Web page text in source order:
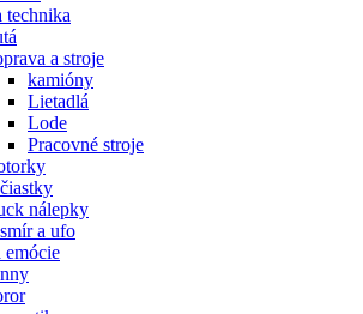
technika
a stroje
kamióny
Lietadlá
Lode
Pracovné stroje
nálepky
a ufo
emócie